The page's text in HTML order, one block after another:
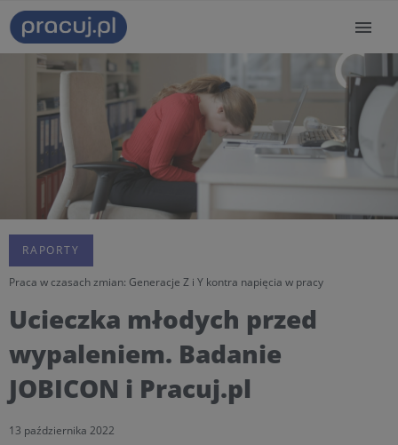
RAPORTY
Praca w czasach zmian: Generacje Z i Y kontra napięcia w pracy
Ucieczka młodych przed
wypaleniem. Badanie
JOBICON i Pracuj.pl
13 października 2022